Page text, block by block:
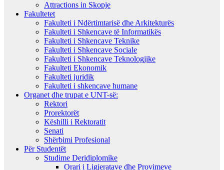
Attractions in Skopje
Fakultetet
Fakulteti i Ndërtimtarisë dhe Arkitekturës
Fakulteti i Shkencave të Informatikës
Fakulteti i Shkencave Teknike
Fakulteti i Shkencave Sociale
Fakulteti i Shkencave Teknologjike
Fakulteti Ekonomik
Fakulteti juridik
Fakulteti i shkencave humane
Organet dhe trupat e UNT-së:
Rektori
Prorektorët
Këshilli i Rektoratit
Senati
Shërbimi Profesional
Për Studentët
Studime Deridiplomike
Orari i Ligjeratave dhe Provimeve